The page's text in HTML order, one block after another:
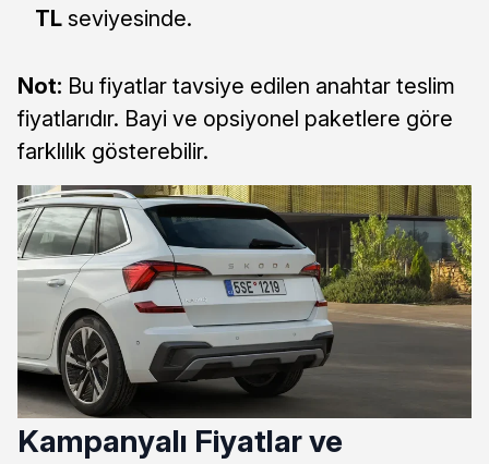
TL seviyesinde.
Not: Bu fiyatlar tavsiye edilen anahtar teslim
fiyatlarıdır. Bayi ve opsiyonel paketlere göre
farklılık gösterebilir.
Kampanyalı Fiyatlar ve